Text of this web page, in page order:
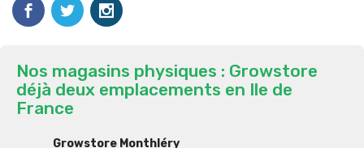
Nos magasins physiques : Growstore
déjà deux emplacements en Ile de
France
Growstore Monthléry